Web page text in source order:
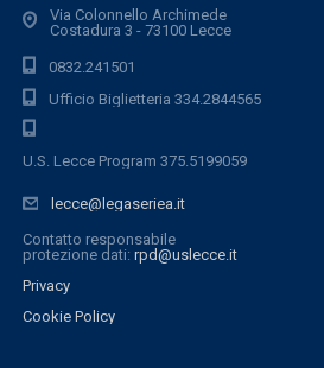
Via Colonnello Archimede
Costadura 3 - 73100 Lecce
0832.241501
Ufficio Biglietteria 334.2844565
U.S. Lecce Program 375.5199059
lecce@legaseriea.it
Contatto responsabile
protezione dati: rpd@uslecce.it
Privacy
Cookie Policy